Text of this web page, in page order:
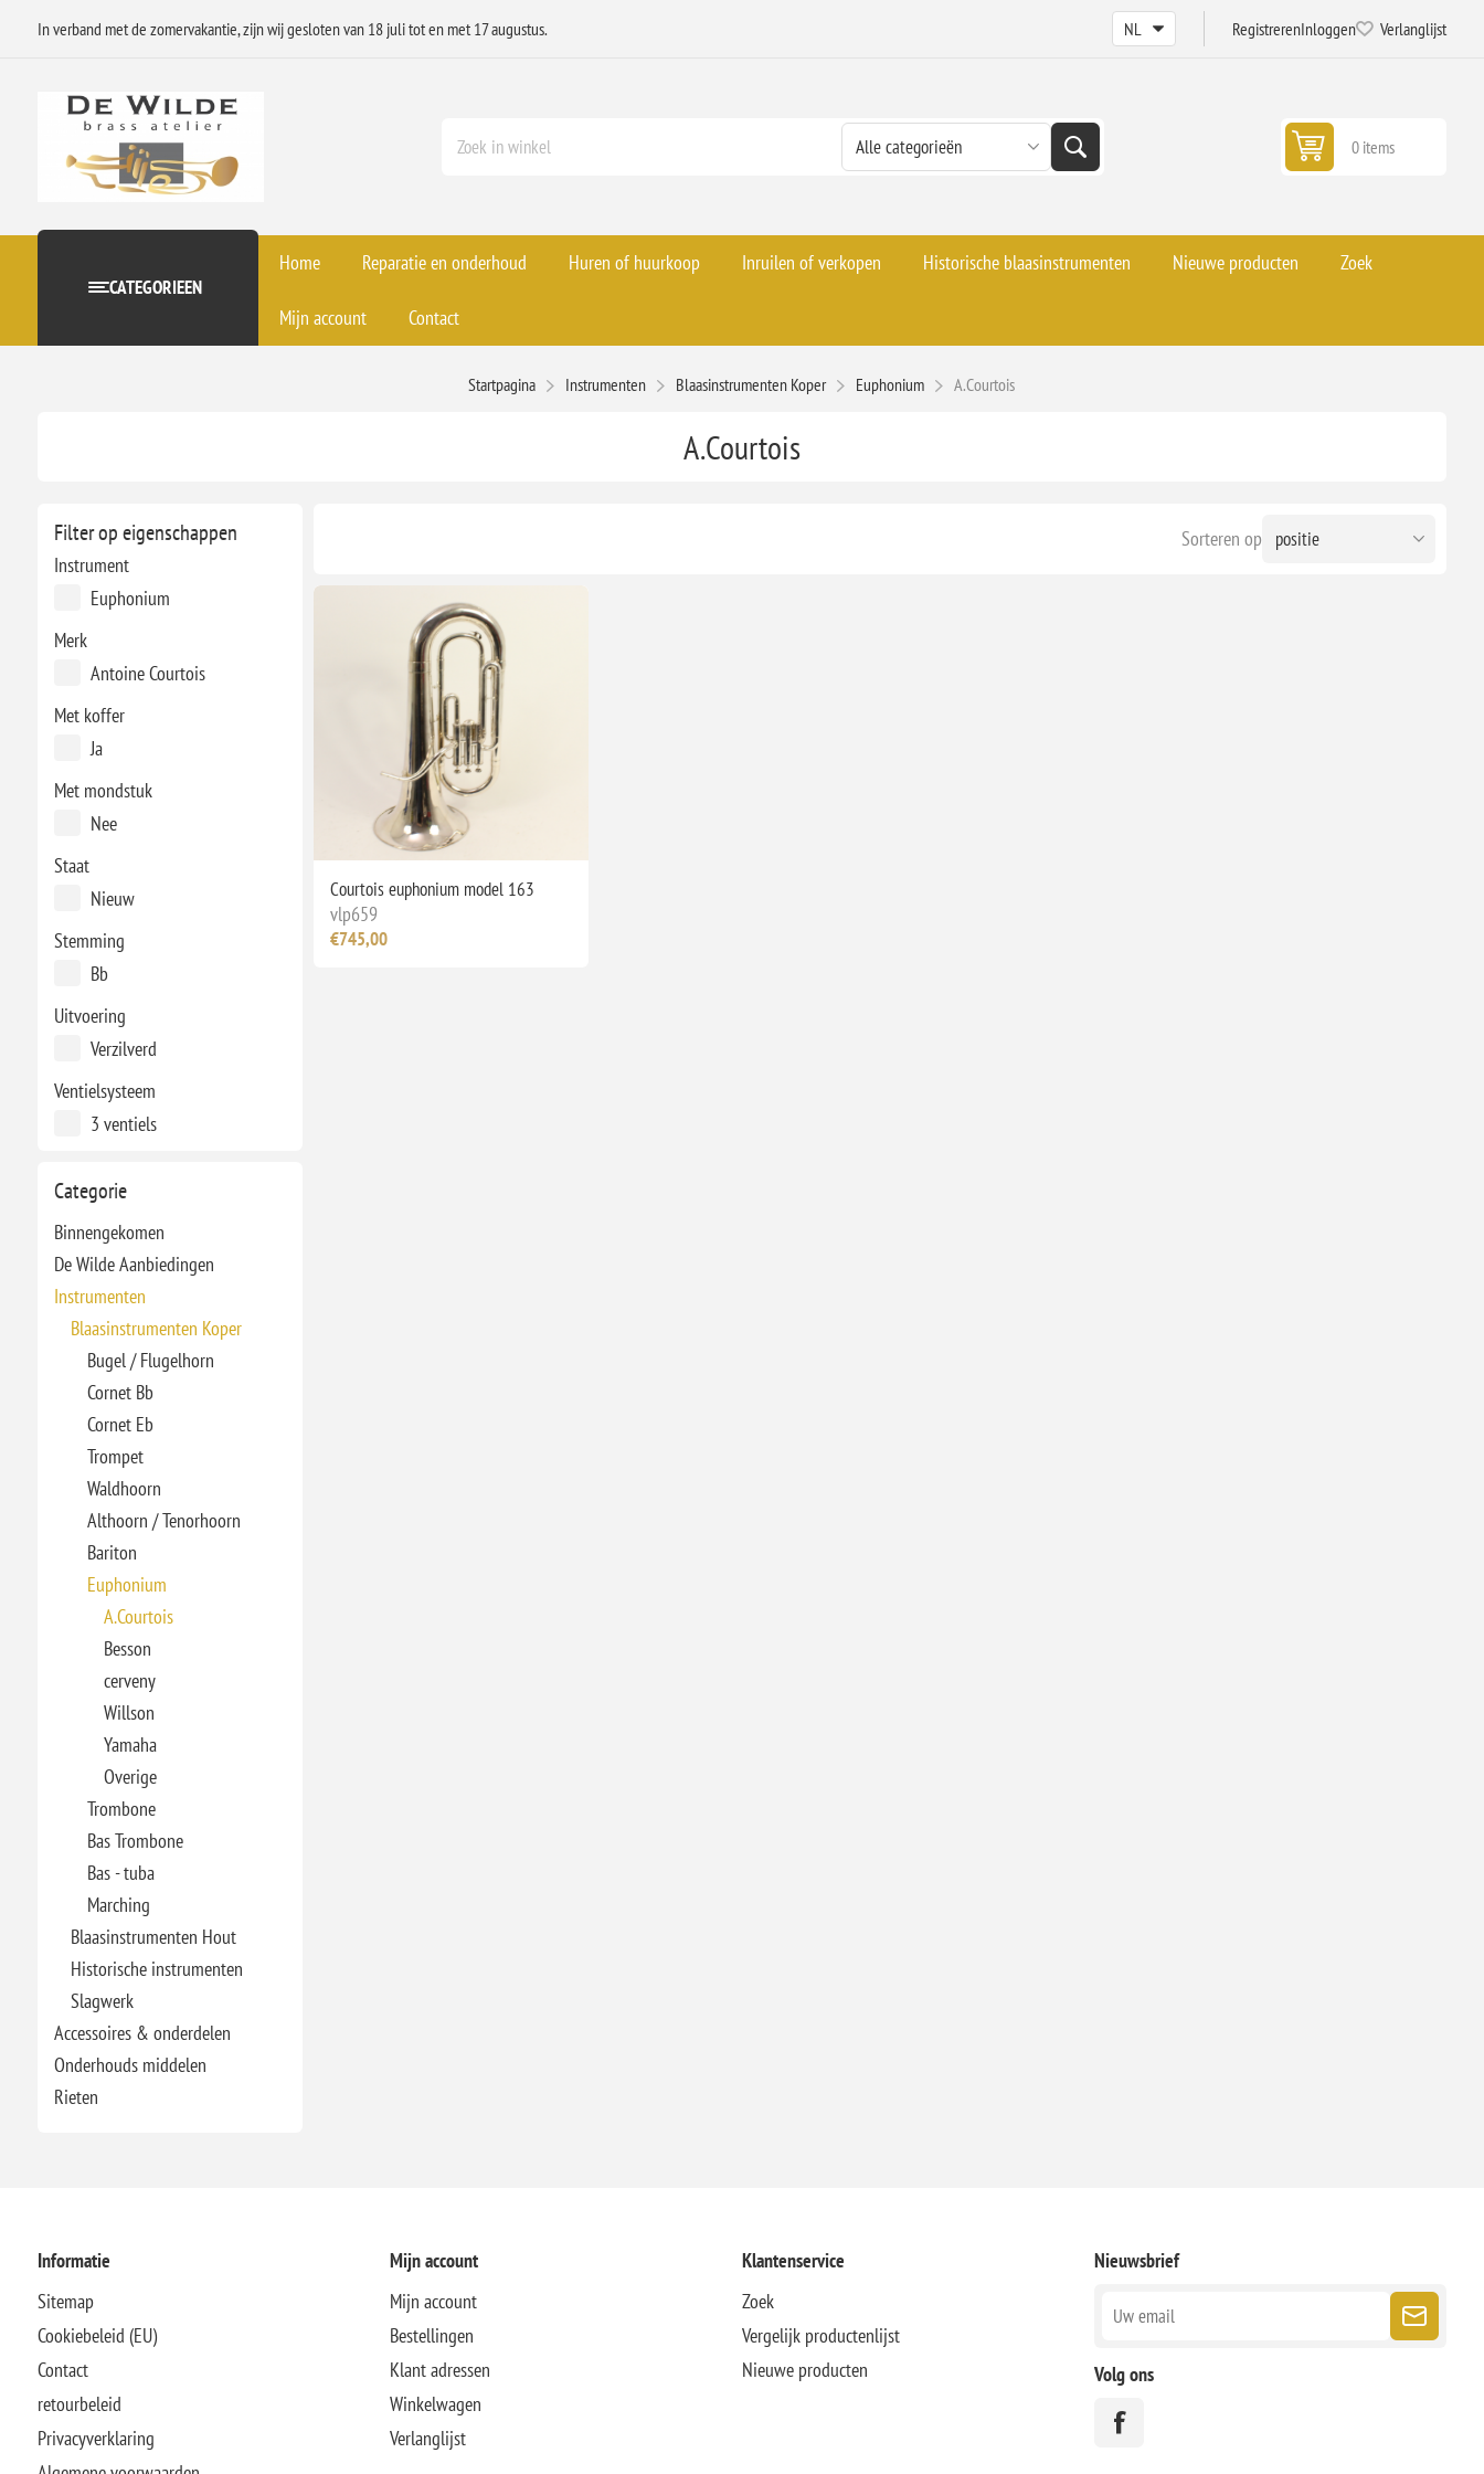
In verband met de zomervakantie, zijn wij gesloten van 18 juli tot en met 17 augustus. RegistrerenInloggen Verlanglijst
0 items
CATEGORIEEN
Home Reparatie en onderhoud Huren of huurkoop Inruilen of verkopen Historische blaasinstrumenten Nieuwe producten Zoek
Mijn account Contact
Startpagina Instrumenten Blaasinstrumenten Koper Euphonium A.Courtois
Filter op eigenschappen
Instrument
Euphonium
Merk
Antoine Courtois
Met koffer
Ja
Met mondstuk
Nee
Staat
Nieuw
Stemming
Bb
Uitvoering
Verzilverd
Ventielsysteem
3 ventiels
Categorie
Binnengekomen
De Wilde Aanbiedingen
Instrumenten
Blaasinstrumenten Koper
Bugel / Flugelhorn
Cornet Bb
Cornet Eb
Trompet
Waldhoorn
Althoorn / Tenorhoorn
Bariton
Euphonium
A.Courtois
Besson
cerveny
Willson
Yamaha
Overige
Trombone
Bas Trombone
Bas - tuba
Marching
Blaasinstrumenten Hout
Historische instrumenten
Slagwerk
Accessoires & onderdelen
Onderhouds middelen
Rieten
A.Courtois
Sorteren op
Courtois euphonium model 163
vlp659
€745,00
Informatie
Sitemap
Cookiebeleid (EU)
Contact
retourbeleid
Privacyverklaring
Mijn account
Mijn account
Bestellingen
Klant adressen
Winkelwagen
Verlanglijst
Klantenservice
Zoek
Vergelijk productenlijst
Nieuwe producten
Nieuwsbrief
Volg ons